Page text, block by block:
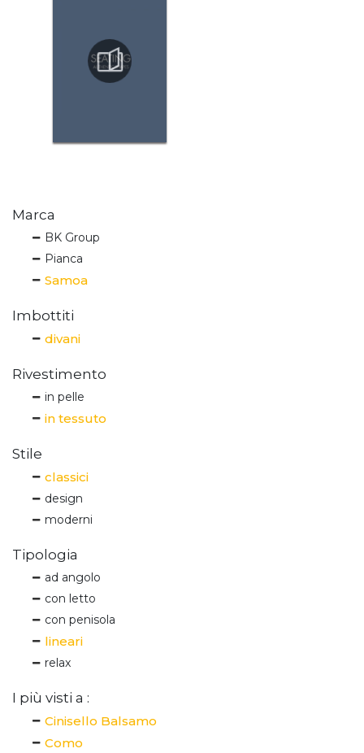
Marca
BK Group
Pianca
Samoa
Imbottiti
divani
Rivestimento
in pelle
in tessuto
Stile
classici
design
moderni
Tipologia
ad angolo
con letto
con penisola
lineari
relax
I più visti a :
Cinisello Balsamo
Como